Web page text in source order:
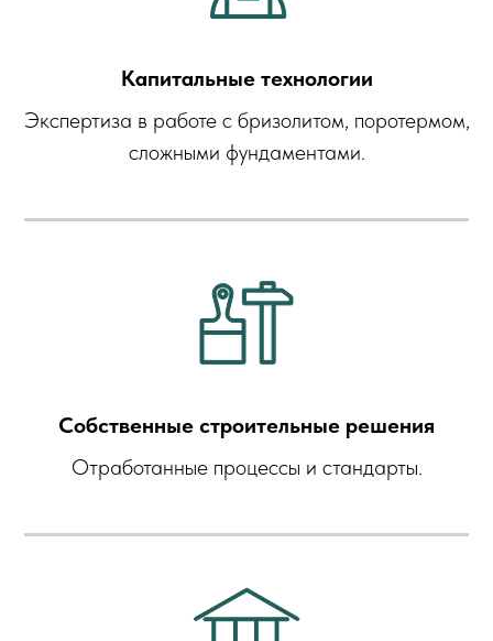
Капитальные технологии
Экспертиза в работе с бризолитом, поротермом,
сложными фундаментами.
Собственные строительные решения
Отработанные процессы и стандарты.